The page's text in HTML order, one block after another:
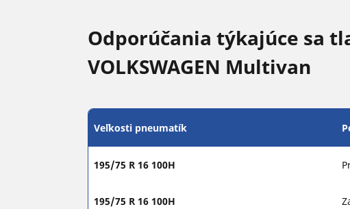
Odporúčania týkajúce sa
VOLKSWAGEN Multivan
Veľkosti pneumatík
195/75 R 16 100H
195/75 R 16 100H